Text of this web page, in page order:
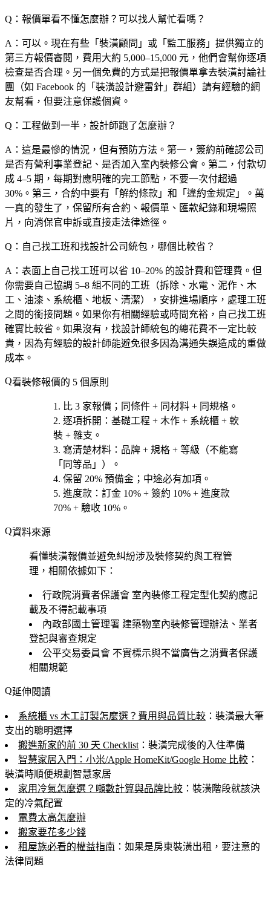
Q：報價單看不懂怎麼辦？可以找人幫忙看嗎？
A：可以。現在有些「裝潢顧問」或「監工服務」提供獨立的
第三方報價審閱，費用大約 5,000–15,000 元，他們會幫你逐項
檢查是否合理。另一個免費的方式是把報價單拿去裝潢討論社
團（如 Facebook 的「裝潢設計避雷針」群組）請有經驗的網
友幫看，但要注意保護個資。
Q：工程做到一半，設計師跑了怎麼辦？
A：這是最慘的情況，但有預防方法。第一，簽約前確認公司
是否有營利事業登記、是否加入室內裝修公會。第二，付款切
成 4–5 期，每期對應明確的完工節點，不要一次付超過
30%。第三，合約中要有「解約條款」和「違約金規定」。萬
一真的發生了，保留所有合約、報價單、匯款紀錄和現場照
片，向消保官申訴或直接走法律途徑。
Q：自己找工班和找設計公司統包，哪個比較省？
A：表面上自己找工班可以省 10–20% 的設計費和管理費。但
你需要自己協調 5–8 組不同的工班（拆除、水電、泥作、木
工、油漆、系統櫃、地板、清潔），安排進場順序，處理工班
之間的銜接問題。如果你有相關經驗或時間充裕，自己找工班
確實比較省。如果沒有，找設計師統包的總花費不一定比較
貴，因為有經驗的設計師能避免很多因為溝通失誤造成的重做
成本。
看裝修報價的 5 個原則
比 3 家報價 ；同條件 + 同材料 + 同規格。
逐項拆開 ：基礎工程 + 木作 + 系統櫃 + 軟
裝 + 雜支。
寫清楚材料 ：品牌 + 規格 + 等級（不能寫
「同等品」）。
保留 20% 預備金 ；中途必有加項。
進度款 ：訂金 10% + 簽約 10% + 進度款
70% + 驗收 10%。
資料來源
看懂裝潢報價並避免糾紛涉及裝修契約與工程管
理，相關依據如下：
行政院消費者保護會 室內裝修工程定型化契約應記
載及不得記載事項
內政部國土管理署 建築物室內裝修管理辦法、業者
登記與審查規定
公平交易委員會 不實標示與不當廣告之消費者保護
相關規範
延伸閱讀
系統櫃 vs 木工訂製怎麼選？費用與品質比較 ：裝潢最大筆
支出的聰明選擇
搬進新家的前 30 天 Checklist ：裝潢完成後的入住準備
智慧家居入門：小米/Apple HomeKit/Google Home 比較 ：
裝潢時順便規劃智慧家居
家用冷氣怎麼選？噸數計算與品牌比較 ：裝潢階段就該決
定的冷氣配置
電費太高怎麼辦
搬家要花多少錢
租屋族必看的權益指南 ：如果是房東裝潢出租，要注意的
法律問題